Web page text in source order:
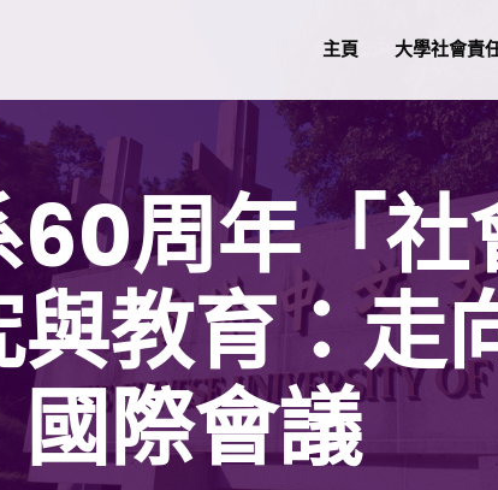
主頁 大學社會責
周年「
教育：走
際會議